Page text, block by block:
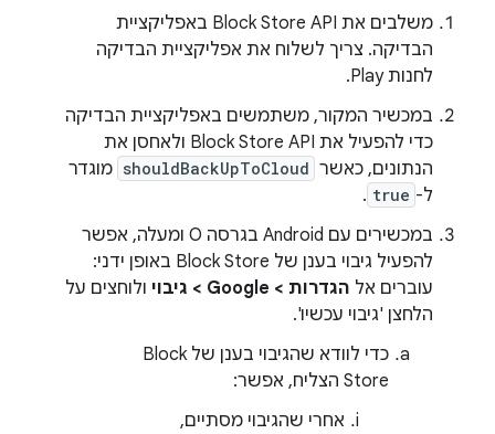
משלבים את Block Store API באפליקציית
הבדיקה. צריך לשלוח את אפליקציית הבדיקה
לחנות Play.
במכשיר המקור, משתמשים באפליקציית הבדיקה
כדי להפעיל את Block Store API ולאחסן את
הנתונים, כאשר shouldBackUpToCloud מוגדר
ל- true
.
במכשירים עם Android בגרסה O ומעלה, אפשר
להפעיל גיבוי בענן של Block Store באופן ידני:
עוברים אל הגדרות > Google > גיבוי
ולוחצים על
הלחצן 'גיבוי עכשיו'.
כדי לוודא שהגיבוי בענן של Block
Store הצליח, אפשר:
אחרי שהגיבוי מסתיים,